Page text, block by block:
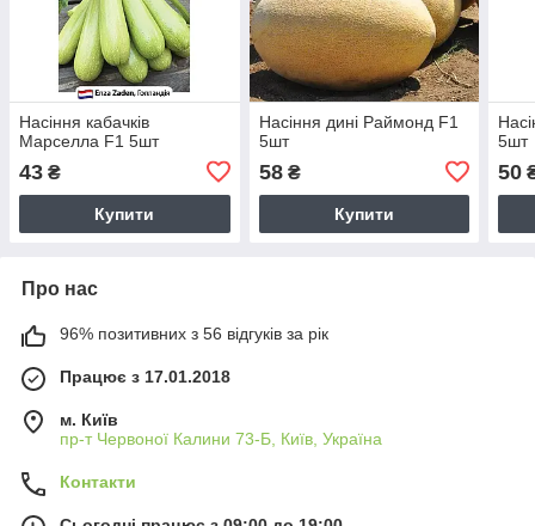
Насіння кабачків
Марселла F1 5шт
43 ₴
Купити
Насіння дині Раймонд F1
5шт
58₴
Купити
5шт
50
Про нас
96% позитивних з 56 відгуків за рік
Працює з 17.01.2018
м. Київ
пр-т Червоної Калини 73-Б, Київ, Україна
Контакти